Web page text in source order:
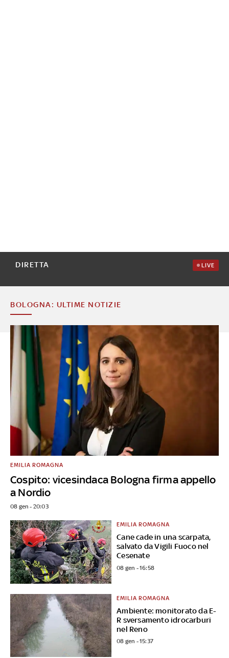
DIRETTA LIVE
BOLOGNA: ULTIME NOTIZIE
Cospito: vicesindaca Bologna firma appello
a Nordio
EMILIA ROMAGNA
08 gen - 20:03
Cane cade in una scarpata,
salvato da Vigili Fuoco nel
Cesenate
EMILIA ROMAGNA
08 gen - 16:58
Ambiente: monitorato da E-
R sversamento idrocarburi
nel Reno
EMILIA ROMAGNA
08 gen - 15:37